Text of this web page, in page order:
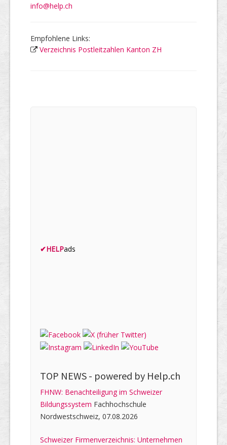
info@help.ch
Empfohlene Links:
Verzeichnis Postleitzahlen Kanton ZH
✔HELPads
TOP NEWS - powered by Help.ch
FHNW: Benachteiligung im Schweizer
Bildungssystem Fachhochschule
Nordwestschweiz, 07.08.2026
Schweizer Firmenverzeichnis: Unternehmen